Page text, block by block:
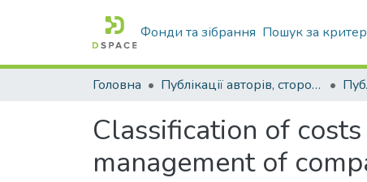
Фонди та зібрання Пошук за
Головна Публікації авторів, сторонніх університету
Сlassification of
management of